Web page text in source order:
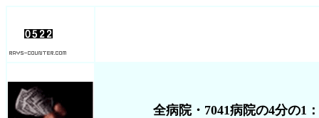
全病院・7041病院の4分の1